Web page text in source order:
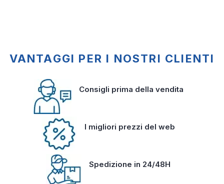
VANTAGGI PER I NOSTRI CLIENTI
Consigli prima della vendita
I migliori prezzi del web
Spedizione in 24/48H